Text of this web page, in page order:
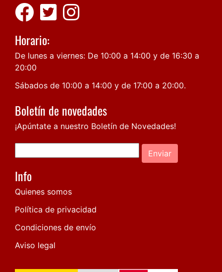
Horario:
De lunes a viernes: De 10:00 a 14:00 y de 16:30 a
20:00
Sábados de 10:00 a 14:00 y de 17:00 a 20:00.
Boletín de novedades
¡Apúntate a nuestro Boletín de Novedades!
Enviar
Info
Quienes somos
Política de privacidad
Condiciones de envío
Aviso legal